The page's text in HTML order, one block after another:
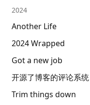
2024
Another Life
2024 Wrapped
Got a new job
开源了博客的评论系统
Trim things down